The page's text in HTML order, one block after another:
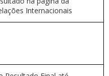
Internacionais